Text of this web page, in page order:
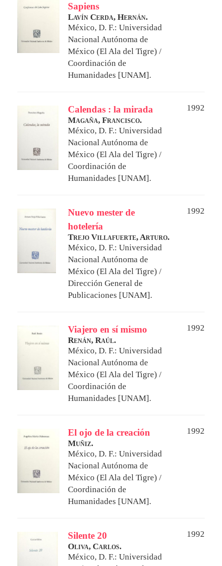
Sapiens
Lavín Cerda, Hernán.
México, D. F.: Universidad
Nacional Autónoma de
México (El Ala del Tigre) /
Coordinación de
Humanidades [UNAM].
Calendas : la mirada
1992
Magaña, Francisco.
México, D. F.: Universidad
Nacional Autónoma de
México (El Ala del Tigre) /
Coordinación de
Humanidades [UNAM].
Nuevo mester de
hotelería
1992
Trejo Villafuerte, Arturo.
México, D. F.: Universidad
Nacional Autónoma de
México (El Ala del Tigre) /
Dirección General de
Publicaciones [UNAM].
Viajero en sí mismo
1992
Renán, Raúl.
México, D. F.: Universidad
Nacional Autónoma de
México (El Ala del Tigre) /
Coordinación de
Humanidades [UNAM].
El ojo de la creación
1992
Muñiz.
México, D. F.: Universidad
Nacional Autónoma de
México (El Ala del Tigre) /
Coordinación de
Humanidades [UNAM].
Silente 20
1992
Oliva, Carlos.
México, D. F.: Universidad